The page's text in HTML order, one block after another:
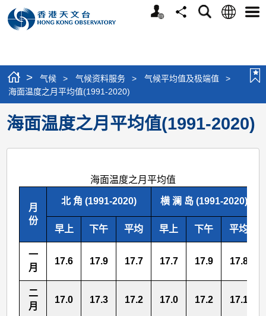
个
分
搜
语
选
> 气候 > 气候资料服务 > 气候平均值及极端值
>
海面温度之月平均值(1991-2020)
海面温度之月平均值(1991-2020)
海面温度之月平均值
月
份
北 角 (1991-2020) 横 澜 岛 (1991-2020)
早上 下午 平均 早上 下午 平均
一
月
17.6 17.9 17.7 17.7 17.9 17.8
二
月
17.0 17.3 17.2 17.0 17.2 17.1